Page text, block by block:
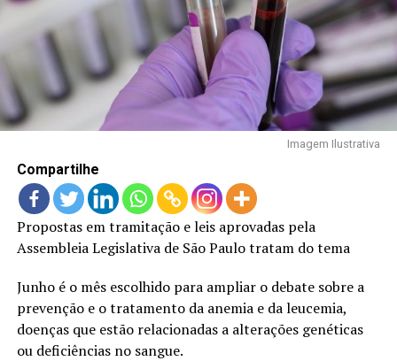
LANÇAMENTOS
Imagem Ilustrativa
Compartilhe
Propostas em tramitação e leis aprovadas pela
Assembleia Legislativa de São Paulo tratam do tema
Junho é o mês escolhido para ampliar o debate sobre a
prevenção e o tratamento da anemia e da leucemia,
doenças que estão relacionadas a alterações genéticas
ou deficiências no sangue.